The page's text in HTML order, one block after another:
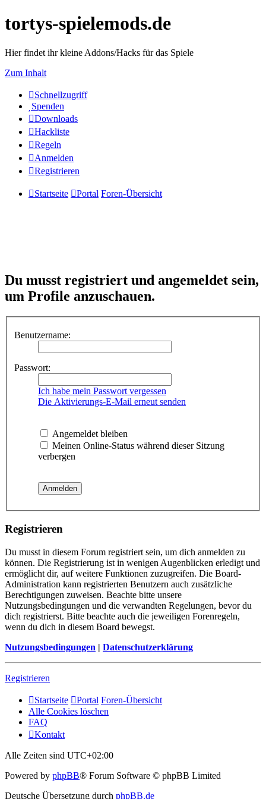
tortys-spielemods.de
Hier findet ihr kleine Addons/Hacks für das Spiele
Zum Inhalt
Schnellzugriff
Spenden
Downloads
Hackliste
Regeln
Anmelden
Registrieren
Startseite Portal Foren-Übersicht
Du musst registriert und angemeldet sein,
um Profile anzuschauen.
Benutzername:
Passwort:
Ich habe mein Passwort vergessen
Die Aktivierungs-E-Mail erneut senden
Angemeldet bleiben
Meinen Online-Status während dieser Sitzung
verbergen
Registrieren
Du musst in diesem Forum registriert sein, um dich anmelden zu
können. Die Registrierung ist in wenigen Augenblicken erledigt und
ermöglicht dir, auf weitere Funktionen zuzugreifen. Die Board-
Administration kann registrierten Benutzern auch zusätzliche
Berechtigungen zuweisen. Beachte bitte unsere
Nutzungsbedingungen und die verwandten Regelungen, bevor du
dich registrierst. Bitte beachte auch die jeweiligen Forenregeln,
wenn du dich in diesem Board bewegst.
Nutzungsbedingungen | Datenschutzerklärung
Registrieren
Startseite Portal Foren-Übersicht
Alle Cookies löschen
FAQ
Kontakt
Alle Zeiten sind UTC+02:00
Powered by phpBB® Forum Software © phpBB Limited
Deutsche Übersetzung durch phpBB.de